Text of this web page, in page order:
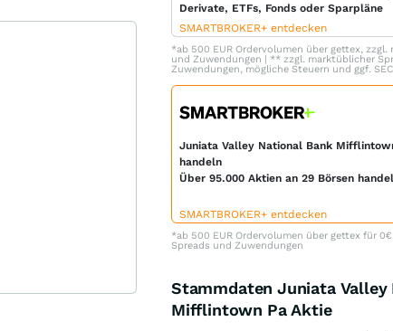
Derivate, ETFs, Fonds oder Sparpläne
SMARTBROKER+ entdecken
*ab 500 EUR Ordervolumen über gettex, zzgl.
und Zuwendungen | ** zzgl. marktüblicher
Zuwendungen, mögliche Steuern und ggf.
Juniata Valley National Bank
handeln
Über 95.000 Aktien an 29 Börsen
SMARTBROKER+ entdecken
*ab 500 EUR Ordervolumen über gettex für
Spreads und Zuwendungen
Stammdaten Juniata Valley
Mifflintown Pa Aktie